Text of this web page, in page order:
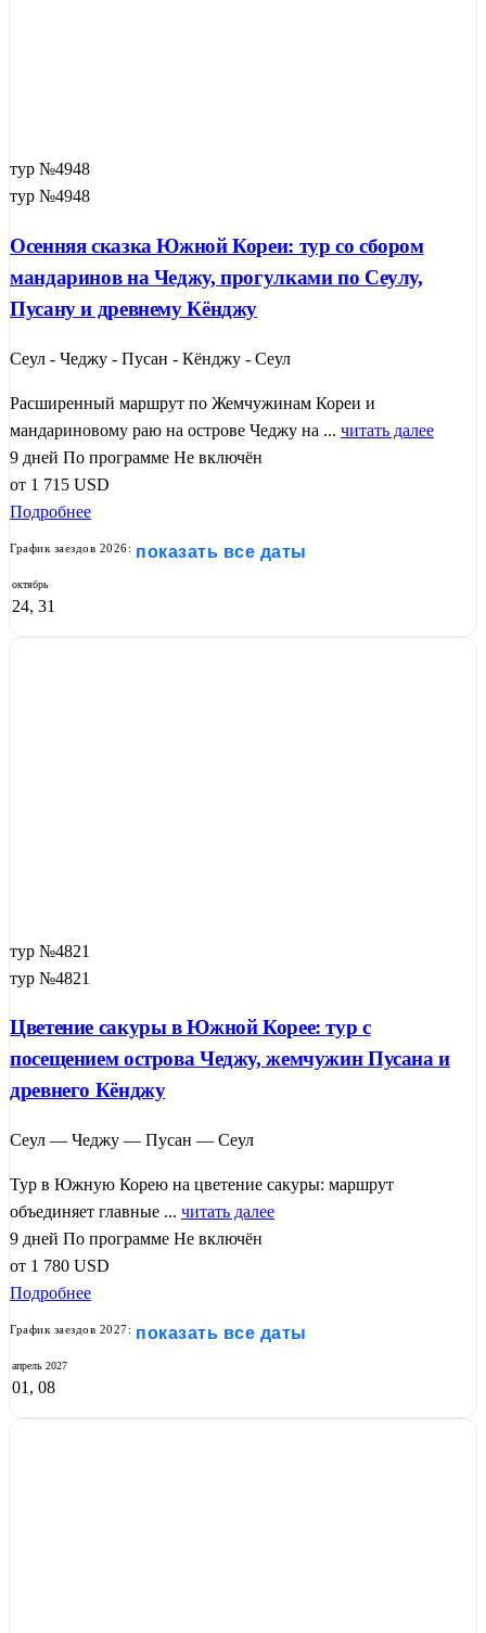
тур №4948
тур №4948
Осенняя сказка Южной Кореи: тур со сбором
мандаринов на Чеджу, прогулками по Сеулу,
Пусану и древнему Кёнджу
Сеул - Чеджу - Пусан - Кёнджу - Сеул
Расширенный маршрут по Жемчужинам Кореи и
мандариновому раю на острове Чеджу на ... читать далее
9 дней По программе Не включён
от 1 715 USD
Подробнее
График заездов 2026: показать все даты
октябрь
24, 31
тур №4821
тур №4821
Цветение сакуры в Южной Корее: тур с
посещением острова Чеджу, жемчужин Пусана и
древнего Кёнджу
Сеул — Чеджу — Пусан — Сеул
Тур в Южную Корею на цветение сакуры: маршрут
объединяет главные ... читать далее
9 дней По программе Не включён
от 1 780 USD
Подробнее
График заездов 2027: показать все даты
апрель 2027
01, 08